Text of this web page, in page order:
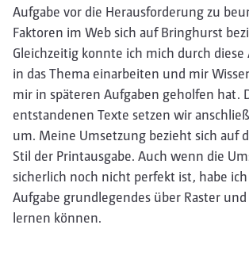
Aufgabe vor die Herausforderung zu
Faktoren im Web sich auf Bringhurst
Gleichzeitig konnte ich mich durch
in das Thema einarbeiten und mir
mir in späteren Aufgaben geholfen hat.
entstandenen Texte setzen wir
um. Meine Umsetzung bezieht sich auf
Stil der Printausgabe. Auch wenn die
sicherlich noch nicht perfekt ist, habe
Aufgabe grundlegendes über Raster
lernen können.